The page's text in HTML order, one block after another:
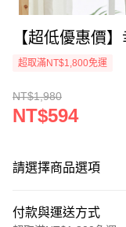
【超低優惠價
超取滿NT$1,800免運
NT$1,980
NT$594
請選擇商品選項
付款與運送方式